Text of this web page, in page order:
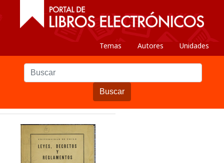
Temas Autores Unidades
Buscar